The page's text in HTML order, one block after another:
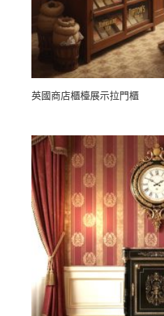
英國商店櫃檯展示拉門櫃